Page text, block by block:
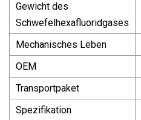
Gewicht des
Schwefelhexafluoridgases
Mechanisches Leben
OEM
Transportpaket
Spezifikation